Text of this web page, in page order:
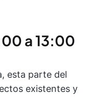
a 13:00
esta parte del
existentes y